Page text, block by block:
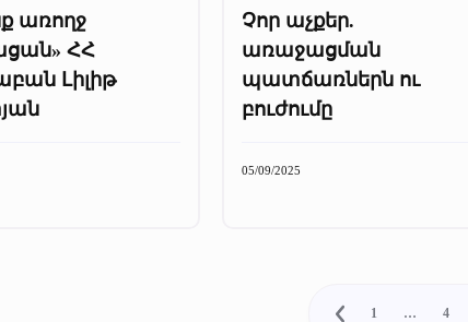
առողջ
ՀՀ
Լիլիթ
Չոր աչքեր.
առաջացման
պատճառներն ու
բուժումը
05/09/2025
1 … 4